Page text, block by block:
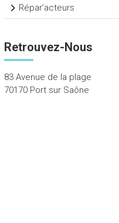
Répar’acteurs
Retrouvez-Nous
83 Avenue de la plage
70170 Port sur Saône